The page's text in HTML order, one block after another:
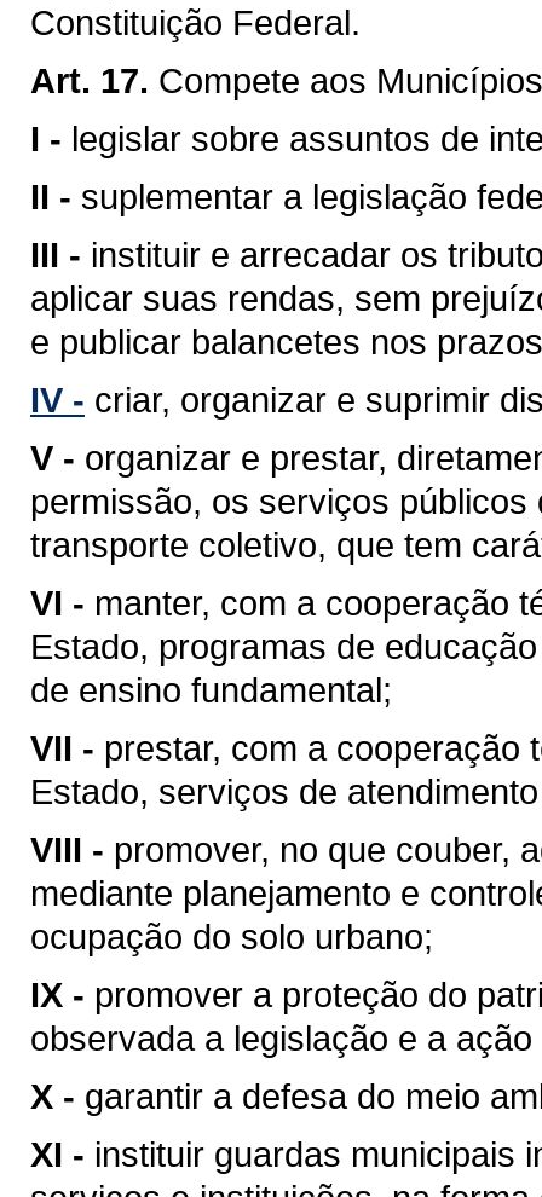
Constituição Federal.
Art. 17. Compete aos
I - legislar sobre assuntos de
II - suplementar a legislação
III - instituir e arrecadar os
aplicar suas rendas, sem
e publicar balancetes nos
IV - criar, organizar e suprimir
V - organizar e prestar,
permissão, os serviços
transporte coletivo, que tem
VI - manter, com a cooperação
Estado, programas de
de ensino fundamental;
VII - prestar, com a cooperação
Estado, serviços de
VIII - promover, no que couber,
mediante planejamento e
ocupação do solo urbano;
IX - promover a proteção do
observada a legislação e a
X - garantir a defesa do meio
XI - instituir guardas municipais